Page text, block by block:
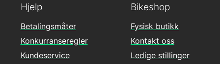
Hjelp
Betalingsmåter
Konkurranseregler
Kundeservice
Bikeshop
Fysisk butikk
Kontakt oss
Ledige stillinger